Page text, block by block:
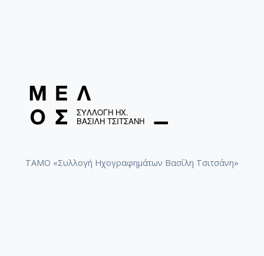
ΤΑΜΟ «Συλλογή Ηχογραφημάτων Βασίλη Τσιτσάνη»